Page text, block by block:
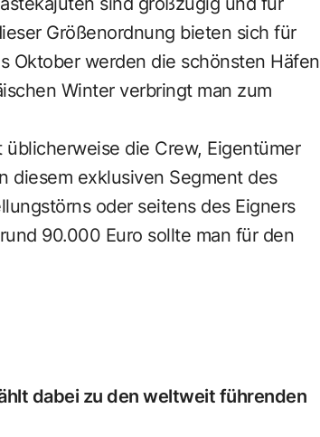
Größenordnung bieten sich für
Oktober werden die schönsten Häfen
Winter verbringt man zum
die Crew, Eigentümer
diesem exklusiven Segment des
oder seitens des Eigners
90.000 Euro sollte man für den
dabei zu den weltweit führenden